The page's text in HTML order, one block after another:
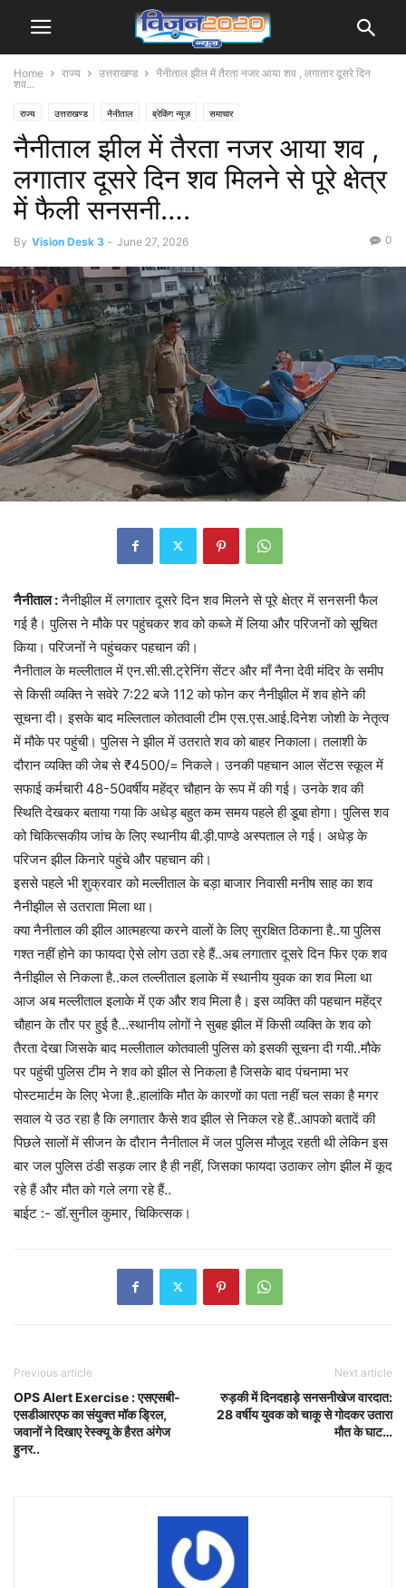
Home राज्य उत्तराखण्ड
नैनीताल झील में तैरता नजर आया शव , लगातार दूसरे दिन
शव...
राज्य उत्तराखण्ड नैनीताल ब्रेकिंग न्यूज़ समाचार
नैनीताल झील में तैरता नजर आया शव ,
लगातार दूसरे दिन शव मिलने से पूरे क्षेत्र
में फैली सनसनी….
By Vision Desk 3 - June 27, 2026 0
नैनीताल :नैनीझील में लगातार दूसरे दिन शव मिलने से पूरे क्षेत्र में सनसनी फैल
गई है। पुलिस ने मौके पर पहुंचकर शव को कब्जे में लिया और परिजनों को सूचित
किया। परिजनों ने पहुंचकर पहचान की।
नैनीताल के मल्लीताल में एन.सी.सी.ट्रेनिंग सेंटर और माँ नैना देवी मंदिर के समीप
से किसी व्यक्ति ने सवेरे 7:22 बजे 112 को फोन कर नैनीझील में शव होने की
सूचना दी। इसके बाद मल्लिताल कोतवाली टीम एस.एस.आई.दिनेश जोशी के नेतृत्व
में मौके पर पहुंची। पुलिस ने झील में उतराते शव को बाहर निकाला। तलाशी के
दौरान व्यक्ति की जेब से ₹4500/= निकले। उनकी पहचान आल सेंटस स्कूल में
सफाई कर्मचारी 48-50वर्षीय महेंद्र चौहान के रूप में की गई। उनके शव की
स्थिति देखकर बताया गया कि अधेड़ बहुत कम समय पहले ही डूबा होगा। पुलिस शव
को चिकित्सकीय जांच के लिए स्थानीय बी.ड़ी.पाण्डे अस्पताल ले गई। अधेड़ के
परिजन झील किनारे पहुंचे और पहचान की।
इससे पहले भी शुक्रवार को मल्लीताल के बड़ा बाजार निवासी मनीष साह का शव
नैनीझील से उतराता मिला था।
क्या नैनीताल की झील आत्महत्या करने वालों के लिए सुरक्षित ठिकाना है..या पुलिस
गश्त नहीं होने का फायदा ऐसे लोग उठा रहे हैं..अब लगातार दूसरे दिन फिर एक शव
नैनीझील से निकला है..कल तल्लीताल इलाके में स्थानीय युवक का शव मिला था
आज अब मल्लीताल इलाके में एक और शव मिला है। इस व्यक्ति की पहचान महेंद्र
चौहान के तौर पर हुई है…स्थानीय लोगों ने सुबह झील में किसी व्यक्ति के शव को
तैरता देखा जिसके बाद मल्लीताल कोतवाली पुलिस को इसकी सूचना दी गयी..मौके
पर पहुंची पुलिस टीम ने शव को झील से निकला है जिसके बाद पंचनामा भर
पोस्टमार्टम के लिए भेजा है..हालांकि मौत के कारणों का पता नहीं चल सका है मगर
सवाल ये उठ रहा है कि लगातार कैसे शव झील से निकल रहे हैं..आपको बतादें की
पिछले सालों में सीजन के दौरान नैनीताल में जल पुलिस मौजूद रहती थी लेकिन इस
बार जल पुलिस ठंडी सड़क लार है ही नहीं, जिसका फायदा उठाकर लोग झील में कूद
रहे हैं और मौत को गले लगा रहे हैं..
बाईट :- डॉ.सुनील कुमार, चिकित्सक।
Previous article
OPS Alert Exercise : एसएसबी-
एसडीआरएफ का संयुक्त मॉक ड्रिल,
जवानों ने दिखाए रेस्क्यू के हैरत अंगेज
हुनर..
Next article
रुड़की में दिनदहाड़े सनसनीखेज वारदात:
28 वर्षीय युवक को चाकू से गोदकर उतारा
मौत के घाट…